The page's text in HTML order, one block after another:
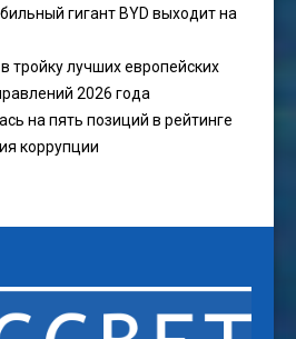
гигант BYD выходит на
тройку лучших европейских
2026 года
на пять позиций в рейтинге
коррупции